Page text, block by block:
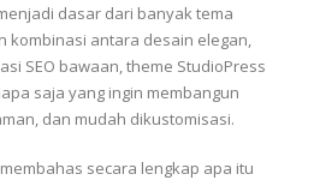
dasar dari banyak tema
kombinasi antara desain elegan,
SEO bawaan, theme StudioPress
saja yang ingin membangun
dan mudah dikustomisasi.
secara lengkap apa itu